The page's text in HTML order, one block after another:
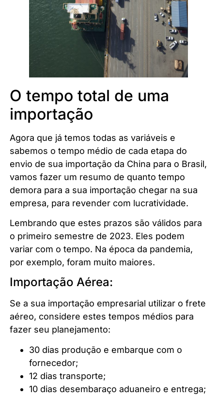
O tempo total de uma
importação
Agora que já temos todas as variáveis e
sabemos o tempo médio de cada etapa do
envio de sua importação da China para o Brasil,
vamos fazer um resumo de quanto tempo
demora para a sua importação chegar na sua
empresa, para revender com lucratividade.
Lembrando que estes prazos são válidos para
o primeiro semestre de 2023. Eles podem
variar com o tempo. Na época da pandemia,
por exemplo, foram muito maiores.
Importação Aérea:
Se a sua importação empresarial utilizar o frete
aéreo, considere estes tempos médios para
fazer seu planejamento:
30 dias produção e embarque com o
fornecedor;
12 dias transporte;
10 dias desembaraço aduaneiro e entrega;